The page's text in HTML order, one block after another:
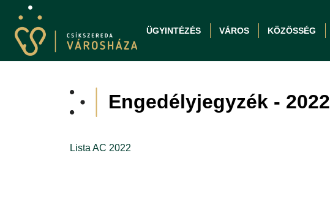
ÜGYINTÉZÉS VÁROS KÖZÖSSÉG
Engedélyjegyzék - 2022
Lista AC 2022